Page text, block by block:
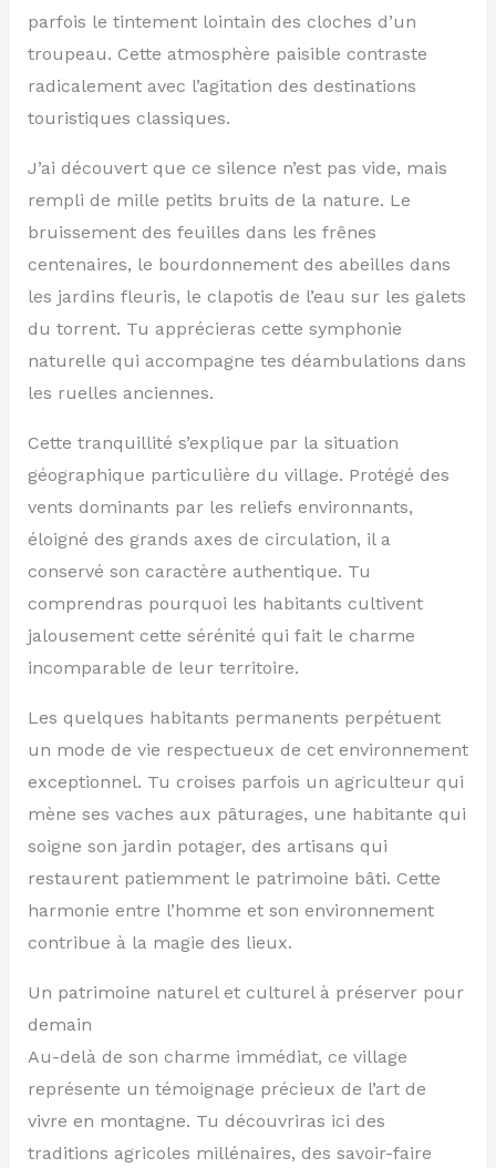
parfois le tintement lointain des cloches d’un
troupeau. Cette atmosphère paisible contraste
radicalement avec l’agitation des destinations
touristiques classiques.
J’ai découvert que ce silence n’est pas vide, mais
rempli de mille petits bruits de la nature. Le
bruissement des feuilles dans les frênes
centenaires, le bourdonnement des abeilles dans
les jardins fleuris, le clapotis de l’eau sur les galets
du torrent. Tu apprécieras cette symphonie
naturelle qui accompagne tes déambulations dans
les ruelles anciennes.
Cette tranquillité s’explique par la situation
géographique particulière du village. Protégé des
vents dominants par les reliefs environnants,
éloigné des grands axes de circulation, il a
conservé son caractère authentique. Tu
comprendras pourquoi les habitants cultivent
jalousement cette sérénité qui fait le charme
incomparable de leur territoire.
Les quelques habitants permanents perpétuent
un mode de vie respectueux de cet environnement
exceptionnel. Tu croises parfois un agriculteur qui
mène ses vaches aux pâturages, une habitante qui
soigne son jardin potager, des artisans qui
restaurent patiemment le patrimoine bâti. Cette
harmonie entre l’homme et son environnement
contribue à la magie des lieux.
Un patrimoine naturel et culturel à préserver pour
demain
Au-delà de son charme immédiat, ce village
représente un témoignage précieux de l’art de
vivre en montagne. Tu découvriras ici des
traditions agricoles millénaires, des savoir-faire